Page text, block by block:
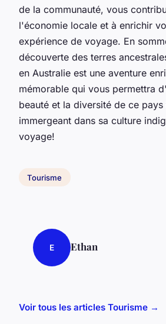
de la communauté, vous
l'économie locale et à enrichir
expérience de voyage. En
découverte des terres
en Australie est une aventure
mémorable qui vous permettra
beauté et la diversité de ce
immergeant dans sa culture
voyage!
Tourisme
E Ethan
Voir tous les articles Tourisme →